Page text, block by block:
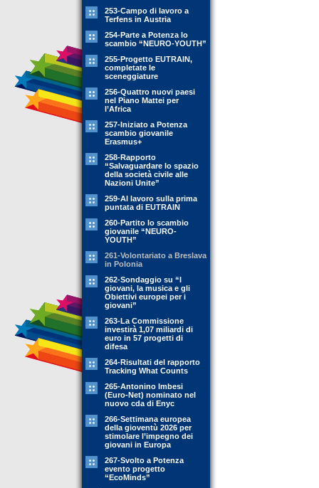
253-Campo di lavoro a
Terfens in Austria
254-Parte a Potenza lo
scambio “NEURO-YOUTH”
255-Progetto EUTRAIN,
completate le
sceneggiature
256-Quattro nuovi paesi
nel Piano Mattei per
l’Africa
257-Iniziato a Potenza
scambio giovanile
Erasmus+
258-Rapporto
“Salvaguardare lo spazio
della società civile alle
Nazioni Unite”
259-Al lavoro sulla prima
puntata di EUTRAIN
260-Partito lo scambio
giovanile “NEURO-
YOUTH”
261-Volontariato a Breslava
in Polonia
262-Sondaggio su “I
giovani, la musica e gli
Obiettivi europei per i
giovani”
263-La Commissione
investirà 1,07 miliardi di
euro in 57 progetti di
difesa
264-Risultati del rapporto
Tracking What Counts
265-Antonino Imbesi
(Euro-Net) nominato nel
nuovo cda di Enyc
266-Settimana europea
della gioventù 2026 per
stimolare l’impegno dei
giovani in Europa
267-Svolto a Potenza
evento progetto
“EcoMinds”